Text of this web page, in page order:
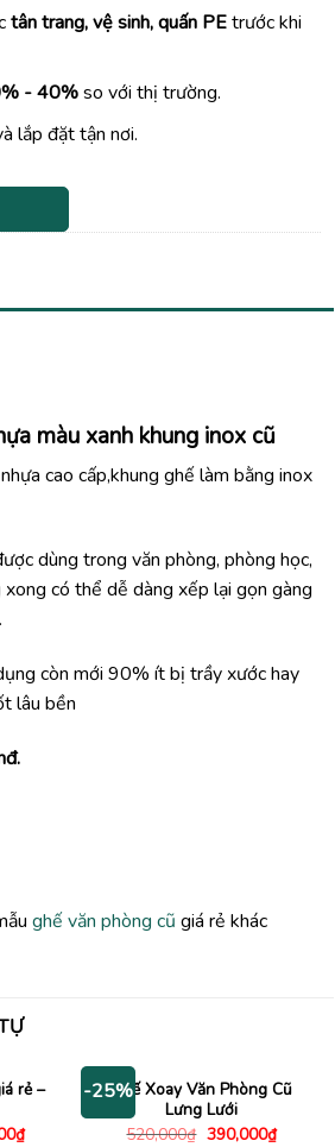
tân trang, vệ sinh, quấn PEtrước khi
- 40%so với thị trường.
lắp đặt tận nơi.
màu xanh khung inox cũ
cao cấp,khung ghế làm bằng inox
dùng trong văn phòng, phòng học,
xong có thể dễ dàng xếp lại gọn gàng
còn mới 90% ít bị trầy xước hay
lâu bền
ghế văn phòng cũ giá rẻ khác
rẻ –
₫Giá
-25%Ghế Xoay Văn Phòng Cũ
Lưng Lưới
520,000₫ Giá
390,000₫Giá